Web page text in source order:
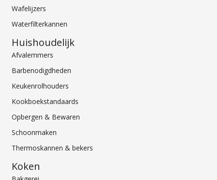
Wafelijzers
Waterfilterkannen
Huishoudelijk
Afvalemmers
Barbenodigdheden
Keukenrolhouders
Kookboekstandaards
Opbergen & Bewaren
Schoonmaken
Thermoskannen & bekers
Koken